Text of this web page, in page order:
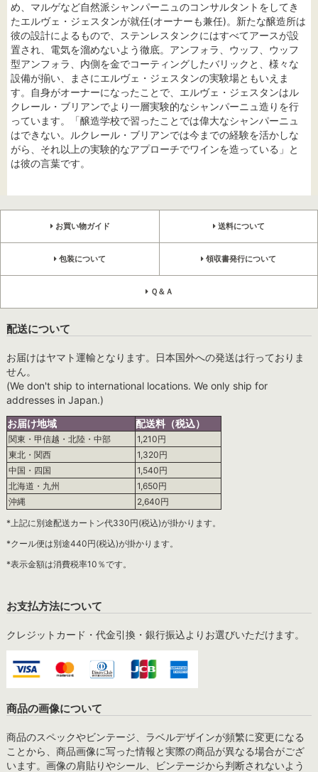
め、マルゲなど自然派シャンパーニュのコンサルタントをしてき
たエルヴェ・ジェスタンが就任(オーナーも兼任)。新たな醸造所は
彼の設計によるもので、ステンレスタンクにはすべてアースが設
置され、電気を溜めないよう徹底。アンフォラ、ウッフ、ウッフ
型アンフォラ、内側を金でコーティングしたバリックと、様々な
設備が揃い、まさにエルヴェ・ジェスタンの実験場ともいえま
す。自身がオーナーになったことで、エルヴェ・ジェスタンはル
クレール・ブリアンでより一層実験的なシャンパーニュ造りを行
っています。「醸造学校で習ったことでは偉大なシャンパーニュ
はできない。ルクレール・ブリアンでは今までの経験を活かしな
がら、それ以上の実験的なアプローチでワインを造っている」と
は彼の言葉です。
お買い物ガイド 送料について
包装について 領収書発行について
Ｑ＆Ａ
配送について
お届けはヤマト運輸となります。日本国外への発送は行っておりま
せん。
(We don't ship to international locations. We only ship for
addresses in Japan.)
お届け地域
配送料（税込）
関東・甲信越・北陸・中部
1,210円
東北・関西
1,320円
中国・四国
1,540円
北海道・九州
1,650円
沖縄
2,640円
*上記に別途配送カートン代330円(税込)が掛かります。
*クール便は別途440円(税込)が掛かります。
*表示金額は消費税率10％です。
お支払方法について
クレジットカード・代金引換・銀行振込よりお選びいただけます。
商品の画像について
商品のスペックやビンテージ、ラベルデザインが頻繁に変更になる
ことから、商品画像に写った情報と実際の商品が異なる場合がござ
います。画像の肩貼りやシール、ビンテージから判断されないよう